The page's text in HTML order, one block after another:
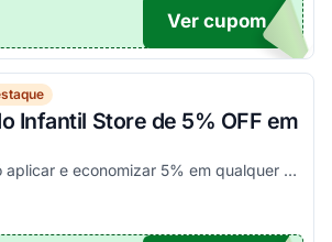
FF
Ver cupom
Infantil Store de 5% OFF em
Sem restrições. Só aplicar e economizar 5% em qualquer compra.
funcionou